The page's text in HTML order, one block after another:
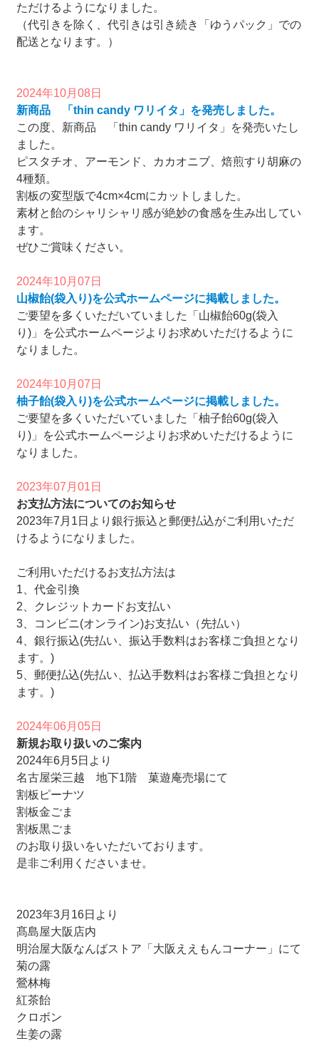
ただけるようになりました。
（代引きを除く、代引きは引き続き「ゆうパック」での
配送となります。）
2024年10月08日
新商品 「thin candy ワリイタ」を発売しました。
この度、新商品 「thin candy ワリイタ」を発売いたし
ました。
ピスタチオ、アーモンド、カカオニブ、焙煎すり胡麻の
4種類。
割板の変型版で4cm×4cmにカットしました。
素材と飴のシャリシャリ感が絶妙の食感を生み出してい
ます。
ぜひご賞味ください。
2024年10月07日
山椒飴(袋入り)を公式ホームページに掲載しました。
ご要望を多くいただいていました「山椒飴60g(袋入
り)」を公式ホームページよりお求めいただけるように
なりました。
2024年10月07日
柚子飴(袋入り)を公式ホームページに掲載しました。
ご要望を多くいただいていました「柚子飴60g(袋入
り)」を公式ホームページよりお求めいただけるように
なりました。
2023年07月01日
お支払方法についてのお知らせ
2023年7月1日より銀行振込と郵便払込がご利用いただ
けるようになりました。
ご利用いただけるお支払方法は
1、代金引換
2、クレジットカードお支払い
3、コンビニ(オンライン)お支払い（先払い）
4、銀行振込(先払い、振込手数料はお客様ご負担となり
ます。)
5、郵便払込(先払い、払込手数料はお客様ご負担となり
ます。)
2024年06月05日
新規お取り扱いのご案内
2024年6月5日より
名古屋栄三越 地下1階 菓遊庵売場にて
割板ピーナツ
割板金ごま
割板黒ごま
のお取り扱いをいただいております。
是非ご利用くださいませ。
2023年3月16日より
髙島屋大阪店内
明治屋大阪なんばストア「大阪ええもんコーナー」にて
菊の露
鶯林梅
紅茶飴
クロボン
生姜の露